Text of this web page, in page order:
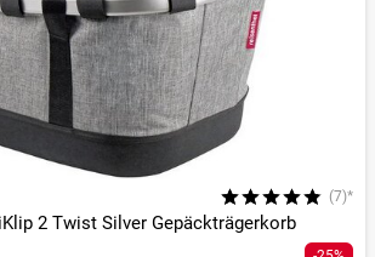
(7)*
2 Twist Silver Gepäckträgerkorb